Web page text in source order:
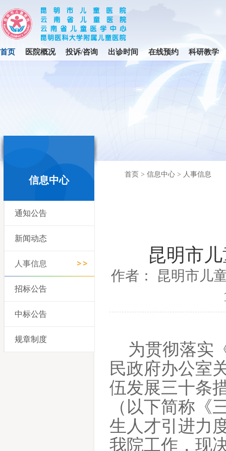
首页 医院概况 投诉/咨询 出诊时间 在线预约 科研教学
信息中心
通知公告
新闻动态
人事信息
招标公告
中标公告
规章制度
首页 > 信息中心 > 人事信息
昆明市
作者： 昆明市儿
为贯彻落实
民政府办公室
伍发展三十条
（以下简称《
生人才引进力
我院工作，现